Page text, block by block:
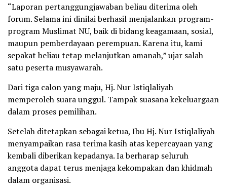
“Laporan pertanggungjawaban beliau diterima oleh
forum. Selama ini dinilai berhasil menjalankan program-
program Muslimat NU, baik di bidang keagamaan, sosial,
maupun pemberdayaan perempuan. Karena itu, kami
sepakat beliau tetap melanjutkan amanah,” ujar salah
satu peserta musyawarah.
Dari tiga calon yang maju, Hj. Nur Istiqlaliyah
memperoleh suara unggul. Tampak suasana kekeluargaan
dalam proses pemilihan.
Setelah ditetapkan sebagai ketua, Ibu Hj. Nur Istiqlaliyah
menyampaikan rasa terima kasih atas kepercayaan yang
kembali diberikan kepadanya. Ia berharap seluruh
anggota dapat terus menjaga kekompakan dan khidmah
dalam organisasi.